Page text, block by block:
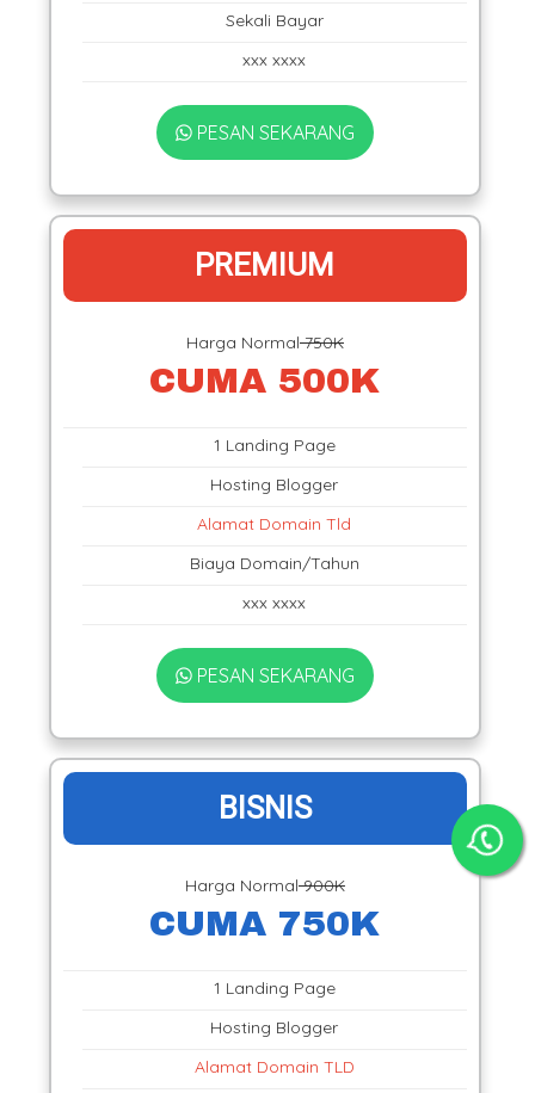
Sekali Bayar
xxx xxxx
PESAN SEKARANG
PREMIUM
Harga Normal750K
CUMA 500K
1 Landing Page
Hosting Blogger
Alamat Domain Tld
Biaya Domain/Tahun
xxx xxxx
PESAN SEKARANG
BISNIS
Harga Normal900K
CUMA 750K
1 Landing Page
Hosting Blogger
Alamat Domain TLD